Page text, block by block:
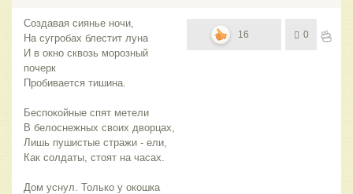
Создавая сиянье ночи,
На сугробах блестит луна
И в окно сквозь морозный
почерк
Пробивается тишина.
Беспокойные спят метели
В белоснежных своих дворцах,
Лишь пушистые стражи - ели,
Как солдаты, стоят на часах.
Дом уснул. Только у окошка
16 0